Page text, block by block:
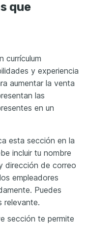
que
currículum
y experiencia
aumentar la venta
las
en un
esta sección en la
incluir tu nombre
dirección de correo
empleadores
Puedes
relevante.
sección te permite